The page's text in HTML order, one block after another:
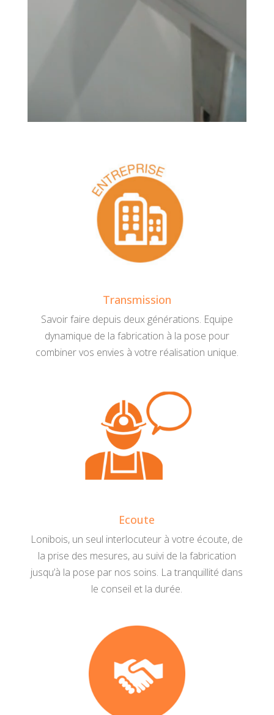
Transmission
Savoir faire depuis deux générations. Equipe
dynamique de la fabrication à la pose pour
combiner vos envies à votre réalisation unique.
Ecoute
Lonibois, un seul interlocuteur à votre écoute, de
la prise des mesures, au suivi de la fabrication
jusqu’à la pose par nos soins. La tranquillité dans
le conseil et la durée.